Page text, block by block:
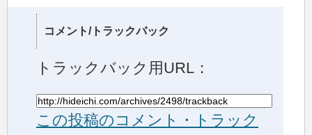
コメント/トラックバック
トラックバック用URL：
この投稿のコメント・トラック